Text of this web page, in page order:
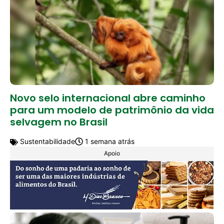
Novo selo internacional abre caminho
para um modelo de patrimônio da vida
selvagem no Brasil
Sustentabilidade 1 semana atrás
Apoio